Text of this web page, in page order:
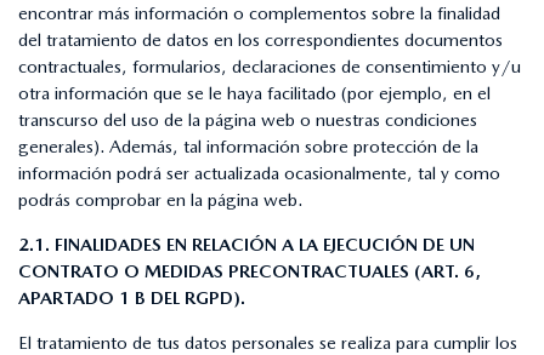
encontrar más información o complementos sobre la finalidad
del tratamiento de datos en los correspondientes documentos
contractuales, formularios, declaraciones de consentimiento y/u
otra información que se le haya facilitado (por ejemplo, en el
transcurso del uso de la página web o nuestras condiciones
generales). Además, tal información sobre protección de la
información podrá ser actualizada ocasionalmente, tal y como
podrás comprobar en la página web.
2.1. FINALIDADES EN RELACIÓN A LA EJECUCIÓN DE UN
CONTRATO O MEDIDAS PRECONTRACTUALES (ART. 6,
APARTADO 1 B DEL RGPD).
El tratamiento de tus datos personales se realiza para cumplir los